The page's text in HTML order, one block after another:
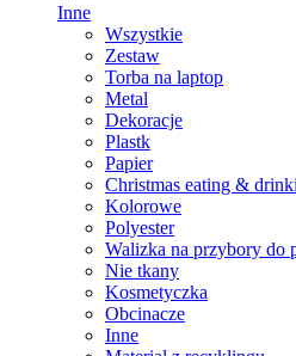
Inne
Wszystkie
Zestaw
Torba na laptop
Metal
Dekoracje
Plastk
Papier
Christmas eating &
Kolorowe
Polyester
Walizka na przybory do
Nie tkany
Kosmetyczka
Obcinacze
Inne